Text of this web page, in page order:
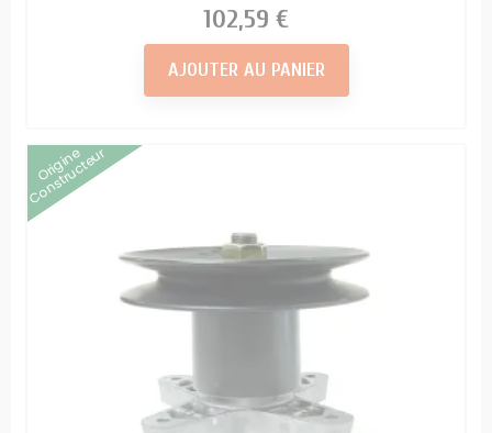
Prix
102,59 €
AJOUTER AU PANIER
Origine
Constructeur